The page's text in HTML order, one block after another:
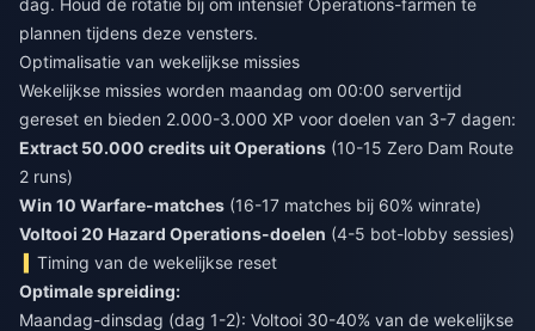
dag. Houd de rotatie bij om intensief Operations-farmen te
plannen tijdens deze vensters.
Optimalisatie van wekelijkse missies
Wekelijkse missies worden maandag om 00:00 servertijd
gereset en bieden 2.000-3.000 XP voor doelen van 3-7 dagen:
Extract 50.000 credits uit Operations (10-15 Zero Dam Route
2 runs)
Win 10 Warfare-matches (16-17 matches bij 60% winrate)
Voltooi 20 Hazard Operations-doelen (4-5 bot-lobby sessies)
Timing van de wekelijkse reset
Optimale spreiding:
Maandag-dinsdag (dag 1-2): Voltooi 30-40% van de wekelijkse